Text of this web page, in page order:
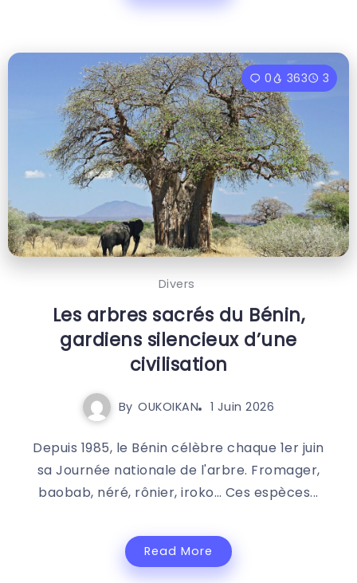
0 363 3
Divers
Les arbres sacrés du Bénin,
gardiens silencieux d’une
civilisation
By OUKOIKAN 1 Juin 2026
Depuis 1985, le Bénin célèbre chaque 1er juin
sa Journée nationale de l'arbre. Fromager,
baobab, néré, rônier, iroko… Ces espèces...
Read More